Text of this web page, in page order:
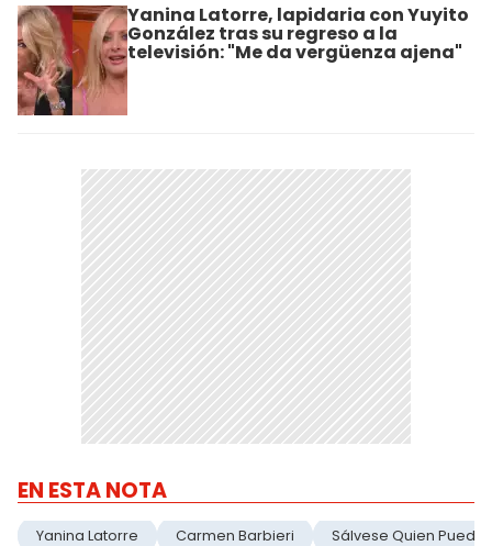
Yanina Latorre, lapidaria con Yuyito
González tras su regreso a la
televisión: "Me da vergüenza ajena"
EN ESTA NOTA
Yanina Latorre Carmen Barbieri Sálvese Quien Pueda